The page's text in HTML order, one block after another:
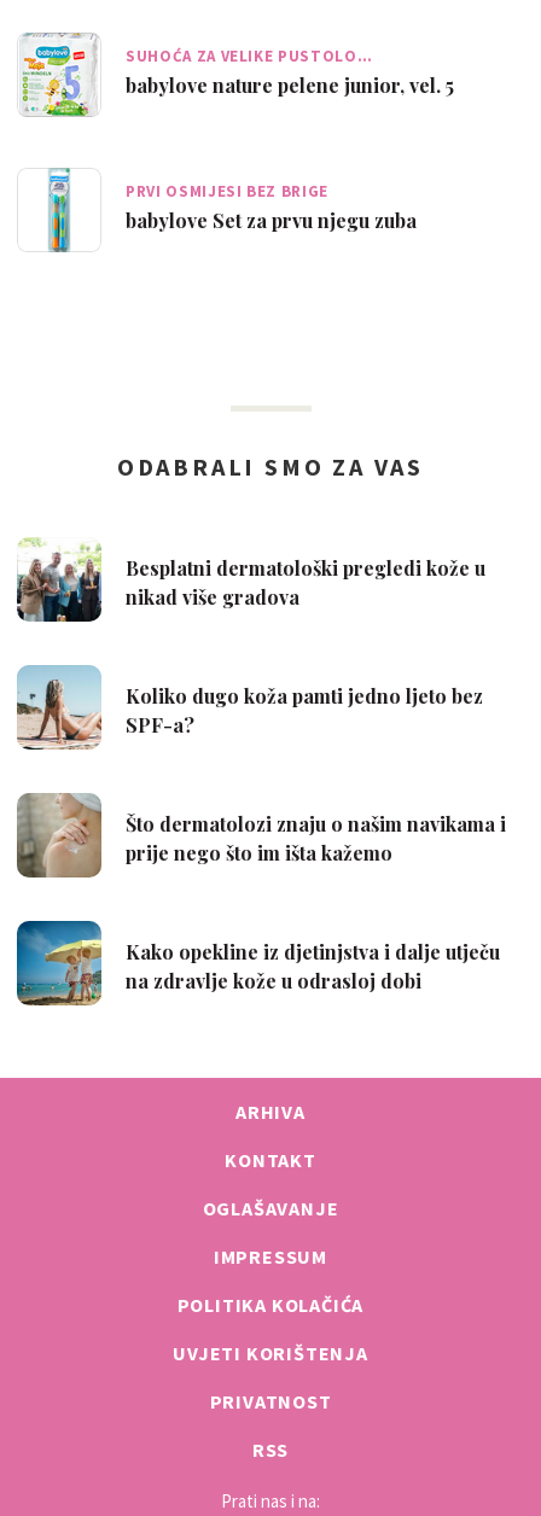
SUHOĆA ZA VELIKE PUSTOLO…
babylove nature pelene junior, vel. 5
PRVI OSMIJESI BEZ BRIGE
babylove Set za prvu njegu zuba
ARHIVA
KONTAKT
OGLAŠAVANJE
IMPRESSUM
POLITIKA KOLAČIĆA
UVJETI KORIŠTENJA
PRIVATNOST
RSS
Prati nas i na: